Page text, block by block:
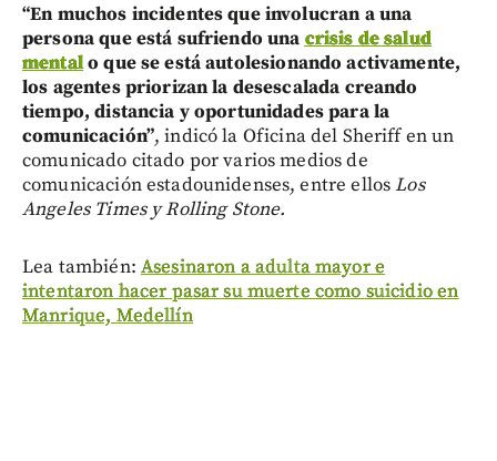
“En muchos incidentes que involucran a una
persona que está sufriendo una crisis de salud
mentalo que se está autolesionando activamente,
los agentes priorizan la desescalada creando
tiempo, distancia y oportunidades para la
comunicación”, indicó la Oficina del Sheriff en un
comunicado citado por varios medios de
comunicación estadounidenses, entre ellosLos
Angeles Times y Rolling Stone.
Lea también: Asesinaron a adulta mayor e
intentaron hacer pasar su muerte como suicidio en
Manrique, Medellín